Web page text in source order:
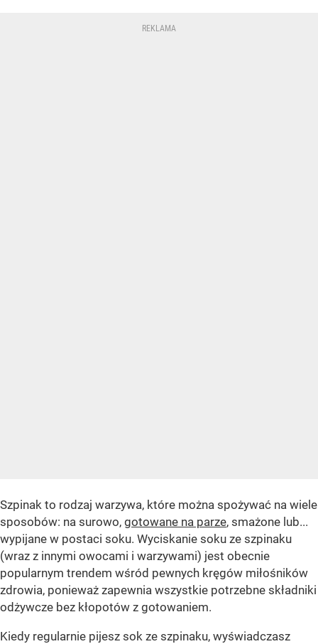
Szpinak to rodzaj warzywa, które można spożywać na wiele
sposobów: na surowo, gotowane na parze, smażone lub...
wypijane w postaci soku. Wyciskanie soku ze szpinaku
(wraz z innymi owocami i warzywami) jest obecnie
popularnym trendem wśród pewnych kręgów miłośników
zdrowia, ponieważ zapewnia wszystkie potrzebne składniki
odżywcze bez kłopotów z gotowaniem.
Kiedy regularnie pijesz sok ze szpinaku, wyświadczasz